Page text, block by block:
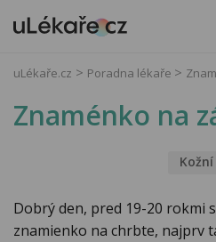
uLékaře.cz Poradna lékaře
Znaménko na
Dobrý den, pred 19-20 rokmi
znamienko na chrbte, najprv